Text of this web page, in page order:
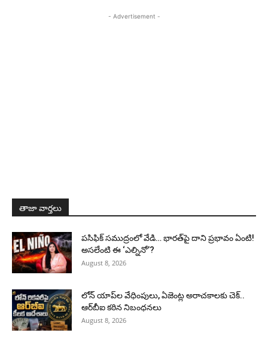
- Advertisement -
తాజా వార్తలు
పసిఫిక్ సముద్రంలో వేడి… భారత్‌పై దాని ప్రభావం ఏంటి!
అసలేంటి ఈ ‘ఎల్నినో’?
August 8, 2026
లోన్ యాప్‌ల వేధింపులు, ఏజెంట్ల అరాచకాలకు చెక్..
ఆర్‌బీఐ కఠిన నిబంధనలు
August 8, 2026